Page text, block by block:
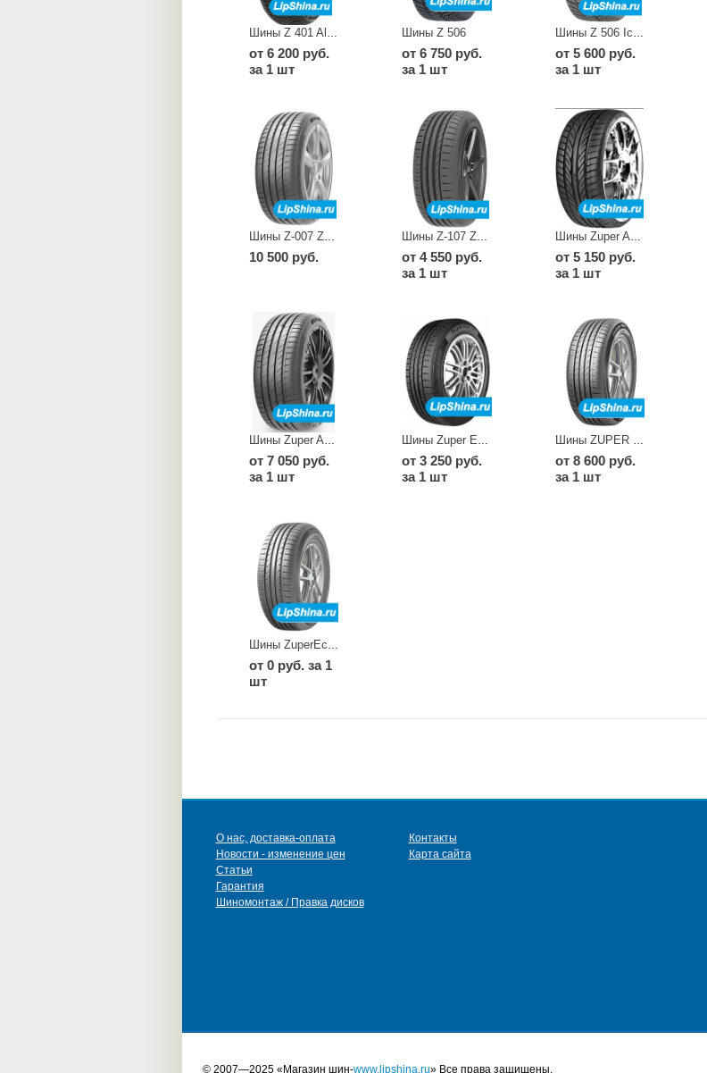
от 6 200 руб.
за 1 шт
Шины Z 506
от 6 750 руб.
за 1 шт
от 5 600 руб.
за 1 шт
Шины Z-007 ZuperAce
10 500 руб.
Шины Z-107 ZuperEco
от 4 550 руб.
за 1 шт
Шины Zuper Ace SA 57
от 5 150 руб.
за 1 шт
Шины Zuper Ace Z 007 SUV
от 7 050 руб.
за 1 шт
Шины Zuper Eco Z 107
от 3 250 руб.
за 1 шт
Шины ZUPER TREK Z 203
от 8 600 руб.
за 1 шт
от 0 руб. за 1
шт
О нас, доставка-оплата
Новости - изменение цен
Статьи
Гарантия
Шиномонтаж / Правка дисков
Контакты
Карта сайта
© 2007—2025 «Магазин шин-www.lipshina.ru» Все права защищены.